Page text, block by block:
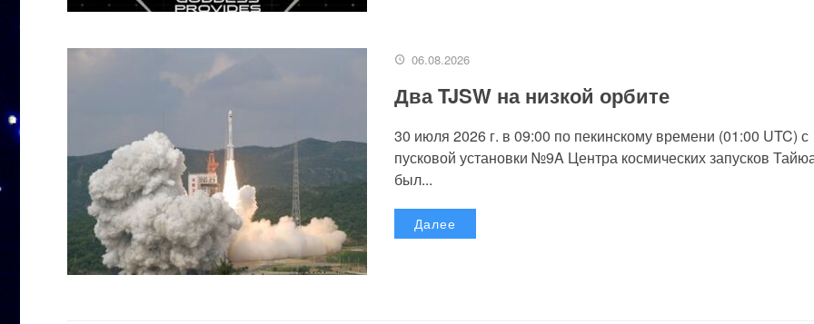
06.08.2026
Два TJSW на низкой орбите
30 июля 2026 г. в 09:00 по пекинскому времени (01:00 UTC) с
пусковой установки №9A Центра космических запусков
был...
Далее